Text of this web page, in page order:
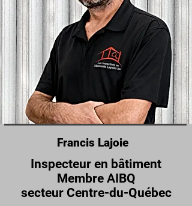
Francis Lajoie
Inspecteur en bâtiment
Membre AIBQ
secteur Centre-du-Québec